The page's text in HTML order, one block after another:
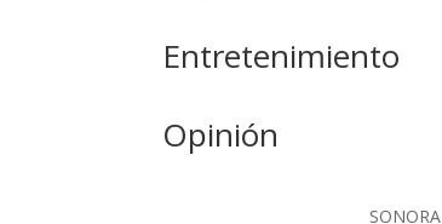
Entretenimiento
Opinión
SONORA